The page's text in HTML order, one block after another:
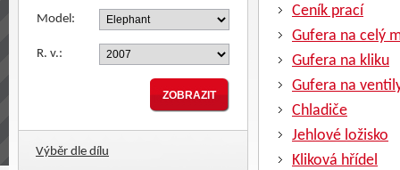
Model:
R. v.:
Výběr dle dílu
Ceník prací
Gufera na celý
Gufera na kliku
Gufera na
Chladiče
Jehlové ložisko
Kliková hřídel